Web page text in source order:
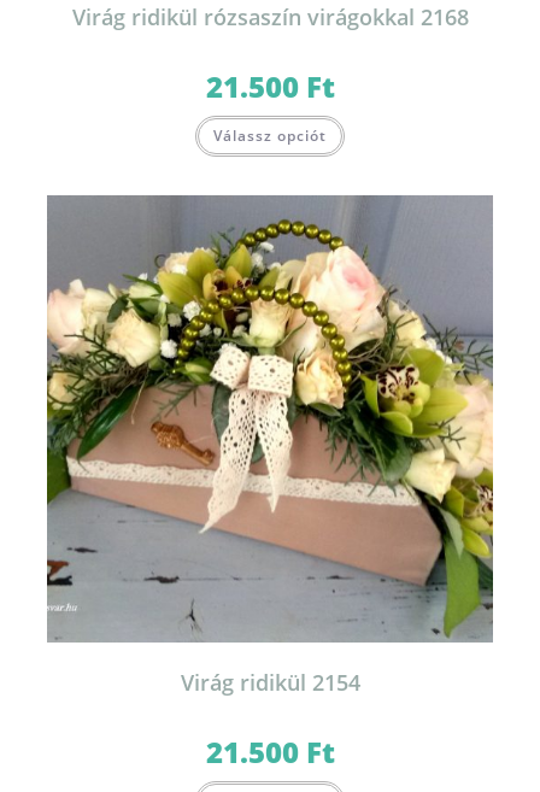
Virág ridikül rózsaszín virágokkal 2168
21.500 Ft
Válassz opciót
Virág ridikül 2154
21.500 Ft